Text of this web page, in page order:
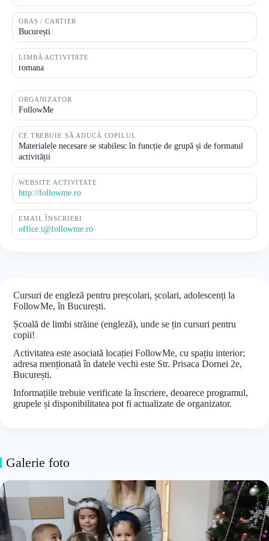
ORAȘ / CARTIER
București
LIMBĂ ACTIVITATE
romana
ORGANIZATOR
FollowMe
CE TREBUIE SĂ ADUCĂ COPILUL
Materialele necesare se stabilesc în funcție de grupă și de formatul
activității
WEBSITE ACTIVITATE
http://followme.ro
EMAIL ÎNSCRIERI
office.t@followme.ro
Cursuri de engleză pentru preșcolari, școlari, adolescenți la
FollowMe, în București.
Școală de limbi străine (engleză), unde se țin cursuri pentru
copii!
Activitatea este asociată locației FollowMe, cu spațiu interior;
adresa menționată în datele vechi este Str. Prisaca Dornei 2e,
București.
Informațiile trebuie verificate la înscriere, deoarece programul,
grupele și disponibilitatea pot fi actualizate de organizator.
Galerie foto